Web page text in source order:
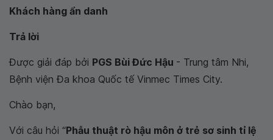
Khách hàng ẩn danh
Trả lời
Được giải đáp bởi PGS Bùi Đức Hậu - Trung tâm Nhi,
Bệnh viện Đa khoa Quốc tế Vinmec Times City.
Chào bạn,
Với câu hỏi “Phẫu thuật rò hậu môn ở trẻ sơ sinh tỉ lệ